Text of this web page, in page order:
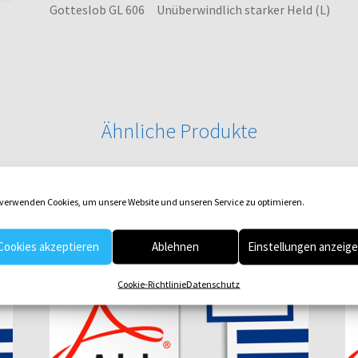
Cookies, um unsere Website und unseren Service zu optimieren.
akzeptieren Ablehnen Einstellungen
Cookie-RichtlinieDatenschutz
Gotteslob GL 606 Unüberwindlich starker Held (L)
Ähnliche Produkte